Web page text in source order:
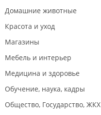
Домашние животные
Красота и уход
Магазины
Мебель и интерьер
Медицина и здоровье
Обучение, наука, кадры
Общество, Государство, ЖКХ